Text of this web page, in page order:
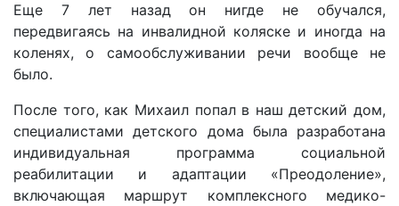
Еще 7 лет назад он нигде не обучался,
передвигаясь на инвалидной коляске и иногда на
коленях, о самообслуживании речи вообще не
было.
После того, как Михаил попал в наш детский дом,
специалистами детского дома была разработана
индивидуальная программа социальной
реабилитации и адаптации «Преодоление»,
включающая маршрут комплексного медико-